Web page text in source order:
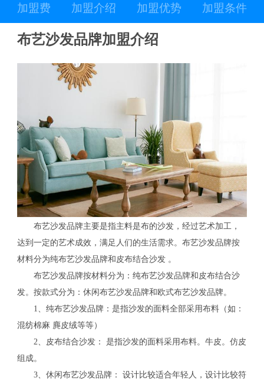
加盟费 加盟介绍 加盟优势 加盟条件
布艺沙发品牌加盟介绍
布艺沙发品牌主要是指主料是布的沙发，经过艺术加工，
达到一定的艺术成效，满足人们的生活需求。布艺沙发品牌按
材料分为纯布艺沙发品牌和皮布结合沙发 。
布艺沙发品牌按材料分为：纯布艺沙发品牌和皮布结合沙
发。按款式分为：休闲布艺沙发品牌和欧式布艺沙发品牌。
1、纯布艺沙发品牌：是指沙发的面料全部采用布料（如：
混纺棉麻 麂皮绒等等）
2、皮布结合沙发： 是指沙发的面料采用布料。牛皮。仿皮
组成。
3、休闲布艺沙发品牌： 设计比较适合年轻人，设计比较符